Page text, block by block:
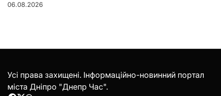
06.08.2026
Усі права захищені. Інформаційно-новинний портал
міста Дніпро "Днепр Час".